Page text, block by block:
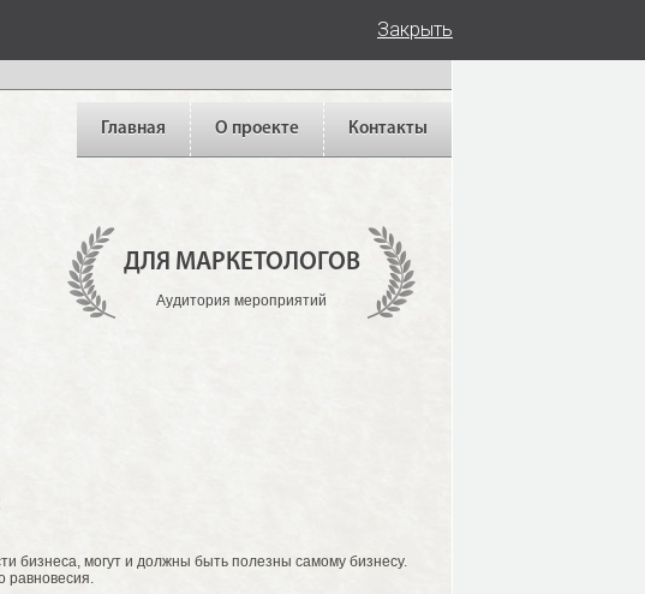
Закрыть
Главная О проекте Контакты
ДЛЯ МАРКЕТОЛОГОВ
Аудитория мероприятий
бизнеса, могут и должны быть полезны самому бизнесу.
равновесия.